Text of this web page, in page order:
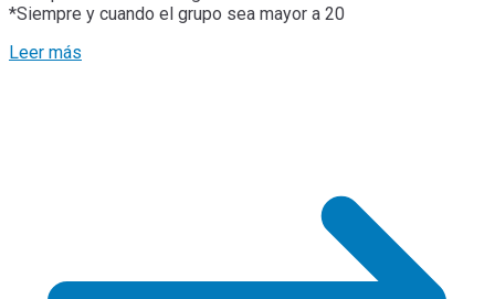
*Siempre y cuando el grupo sea mayor a 20
Leer más